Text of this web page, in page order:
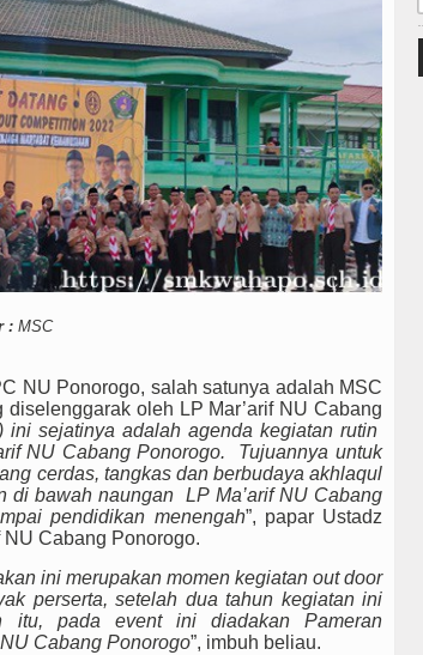
: MSC
NU Ponorogo, salah satunya adalah MSC
diselenggarak oleh LP Mar’arif NU Cabang
ini sejatinya adalah agenda kegiatan rutin
NU Cabang Ponorogo. Tujuannya untuk
cerdas, tangkas dan berbudaya akhlaqul
di bawah naungan LP Ma’arif NU Cabang
pendidikan menengah”, papar Ustadz
NU Cabang Ponorogo.
ini merupakan momen kegiatan out door
perserta, setelah dua tahun kegiatan ini
itu, pada event ini diadakan Pameran
Cabang Ponorogo”, imbuh beliau.